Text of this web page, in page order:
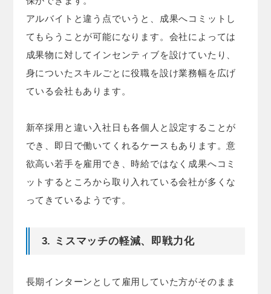
アルバイトと違う点でいうと、成果へコミットし
てもらうことが可能になります。会社によっては
成果物に対してインセンティブを設けていたり、
身についたスキルごとに役職を設け業務幅を広げ
ている会社もあります。
新卒採用と違い入社日も各個人と設定することが
でき、即日で働いてくれるケースもあります。意
欲高い若手を雇用でき、時給ではなく成果へコミ
ットするところから取り入れている会社が多くな
ってきているようです。
3. ミスマッチの軽減、即戦力化
長期インターンとして雇用していた方がそのまま